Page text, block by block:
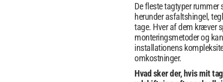
De fleste tagtyper
herunder asfaltshingel,
tage. Hver af dem kræver
monteringsmetoder og
installationens
omkostninger.
Hvad sker der, hvis mit